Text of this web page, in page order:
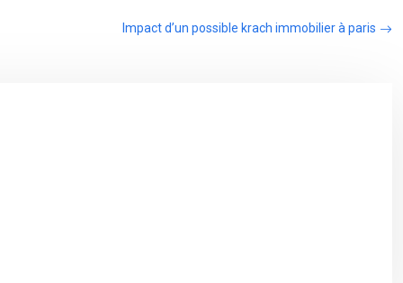
Impact d’un possible krach immobilier à paris